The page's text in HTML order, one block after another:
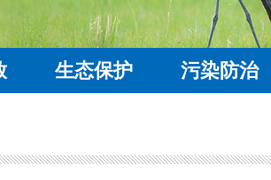
生态保护 污染防治